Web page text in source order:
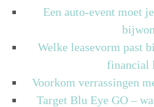
Een auto-event moet
Welke leasevorm past
financial
Voorkom verrassingen
Target Blu Eye GO –